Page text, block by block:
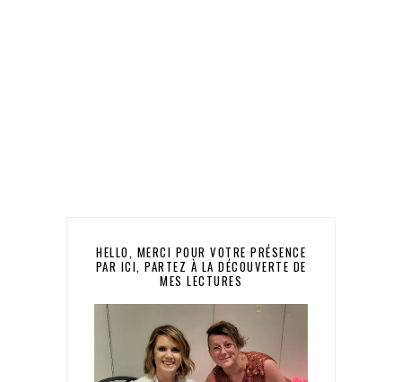
HELLO, MERCI POUR VOTRE PRÉSENCE
PAR ICI, PARTEZ À LA DÉCOUVERTE DE
MES LECTURES